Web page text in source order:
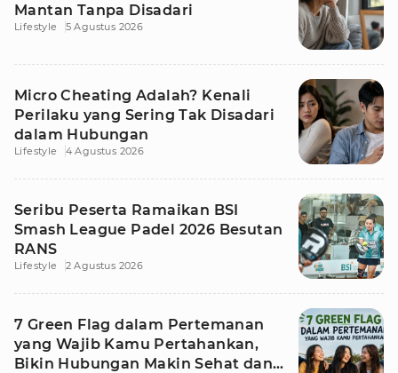
Mantan Tanpa Disadari
Lifestyle 5 Agustus 2026
Micro Cheating Adalah? Kenali
Perilaku yang Sering Tak Disadari
dalam Hubungan
Lifestyle 4 Agustus 2026
Seribu Peserta Ramaikan BSI
Smash League Padel 2026 Besutan
RANS
Lifestyle 2 Agustus 2026
7 Green Flag dalam Pertemanan
yang Wajib Kamu Pertahankan,
Bikin Hubungan Makin Sehat dan